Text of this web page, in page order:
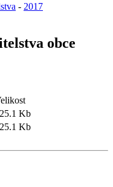
- 2017
obce
Kb
Kb